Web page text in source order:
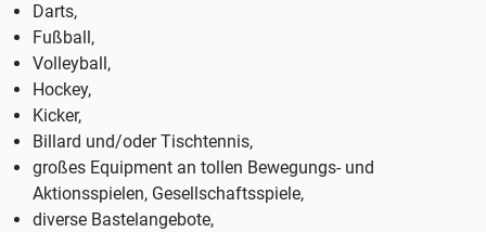
Darts,
Fußball,
Volleyball,
Hockey,
Kicker,
Billard und/oder Tischtennis,
großes Equipment an tollen Bewegungs- und
Aktionsspielen, Gesellschaftsspiele,
diverse Bastelangebote,